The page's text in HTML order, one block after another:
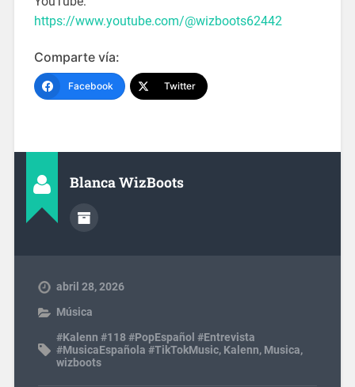
https://www.youtube.com/@wizboots62442
Comparte vía:
Facebook Twitter
Blanca WizBoots
abril 28, 2026
Música
#Kalenn #118 #PopEspañol #Entrevista
#MusicaEspañola #TikTokMusic, Kalenn, Musica,
wizboots